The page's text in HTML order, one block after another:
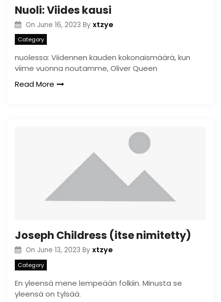
Nuoli: Viides kausi
On June 16, 2023 By xtzye
Category
nuolessa: Viidennen kauden kokonaismäärä, kun
viime vuonna noutamme, Oliver Queen
Read More
Joseph Childress (itse nimitetty)
On June 13, 2023 By xtzye
Category
En yleensä mene lempeään folkiin. Minusta se
yleensä on tylsää.